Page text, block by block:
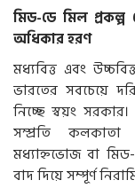
মিড-ডে মিল
অধিকার হরণ
মধ্যবিত্ত এবং
ভারতের সবচেয়ে
নিচ্ছে স্বয়ং
সম্প্রতি
মধ্যাহ্নভোজ বা
বাদ দিয়ে সম্পূর্ণ